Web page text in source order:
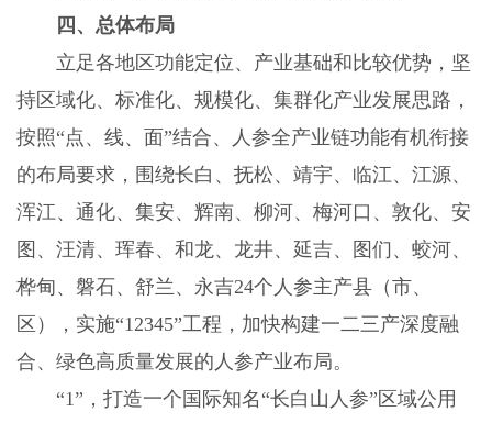
四、总体布局
立足各地区功能定位、产业基础和比较优势，坚
持区域化、标准化、规模化、集群化产业发展思路，
按照“点、线、面”结合、人参全产业链功能有机衔接
的布局要求，围绕长白、抚松、靖宇、临江、江源、
浑江、通化、集安、辉南、柳河、梅河口、敦化、安
图、汪清、珲春、和龙、龙井、延吉、图们、蛟河、
桦甸、磐石、舒兰、永吉24个人参主产县（市、
区），实施“12345”工程，加快构建一二三产深度融
合、绿色高质量发展的人参产业布局。
“1”，打造一个国际知名“长白山人参”区域公用